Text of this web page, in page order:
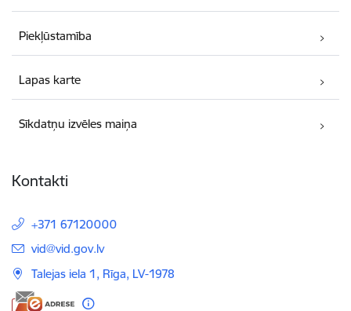
Piekļūstamība
Lapas karte
Sīkdatņu izvēles maiņa
Kontakti
+371 67120000
E-pasts:
vid@vid.gov.lv
Talejas iela 1, Rīga, LV-1978